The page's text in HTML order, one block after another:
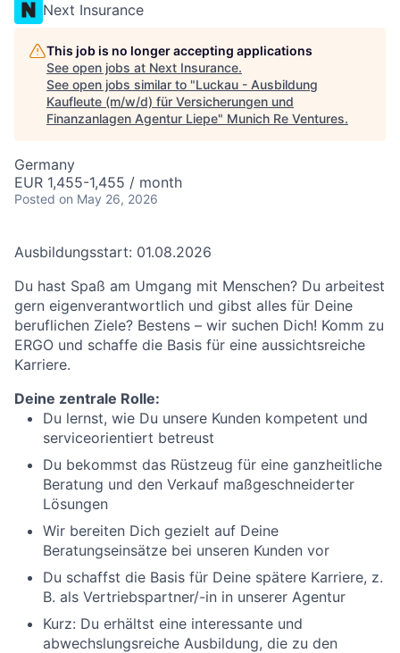
Next Insurance
This job is no longer accepting applications
See open jobs at Next Insurance.
See open jobs similar to "Luckau - Ausbildung
Kaufleute (m/w/d) für Versicherungen und
Finanzanlagen Agentur Liepe" Munich Re Ventures.
Germany
EUR 1,455-1,455 / month
Posted on May 26, 2026
Ausbildungsstart: 01.08.2026
Du hast Spaß am Umgang mit Menschen? Du arbeitest
gern eigenverantwortlich und gibst alles für Deine
beruflichen Ziele? Bestens – wir suchen Dich! Komm zu
ERGO und schaffe die Basis für eine aussichtsreiche
Karriere.
Deine zentrale Rolle:
Du lernst, wie Du unsere Kunden kompetent und
serviceorientiert betreust
Du bekommst das Rüstzeug für eine ganzheitliche
Beratung und den Verkauf maßgeschneiderter
Lösungen
Wir bereiten Dich gezielt auf Deine
Beratungseinsätze bei unseren Kunden vor
Du schaffst die Basis für Deine spätere Karriere, z.
B. als Vertriebspartner/-in in unserer Agentur
Kurz: Du erhältst eine interessante und
abwechslungsreiche Ausbildung, die zu den